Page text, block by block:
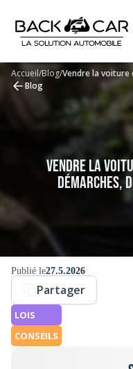
Accueil/Blog/Vendre la voiture
documents et
Blog
Vendre la
démarches,
Publié le27.5.2026
Partager
LOIS
CONSEILS